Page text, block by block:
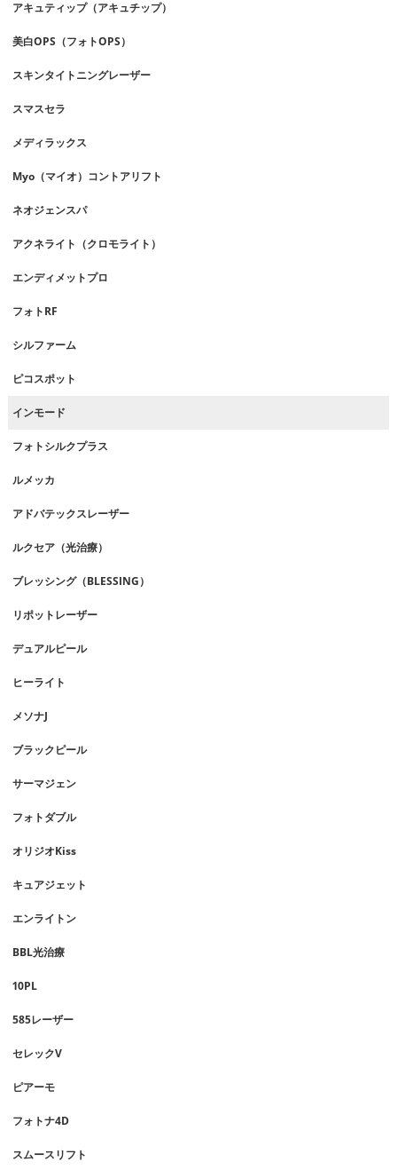
アキュティップ（アキュチップ）
美白OPS（フォトOPS）
スキンタイトニングレーザー
スマスセラ
メディラックス
Myo（マイオ）コントアリフト
ネオジェンスパ
アクネライト（クロモライト）
エンディメットプロ
フォトRF
シルファーム
ピコスポット
インモード
フォトシルクプラス
ルメッカ
アドバテックスレーザー
ルクセア（光治療）
ブレッシング（BLESSING）
リポットレーザー
デュアルピール
ヒーライト
メソナJ
ブラックピール
サーマジェン
フォトダブル
オリジオKiss
キュアジェット
エンライトン
BBL光治療
10PL
585レーザー
セレックV
ピアーモ
フォトナ4D
スムースリフト